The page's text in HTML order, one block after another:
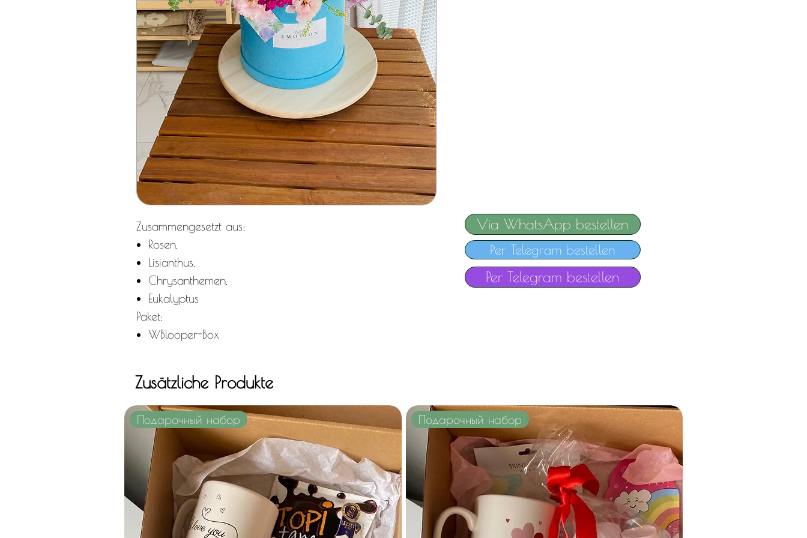
Zusammengesetzt aus:
Rosen,
Lisianthus,
Chrysanthemen,
Eukalyptus
Paket:
WBlooper-Box
Via WhatsApp bestellen
Per Telegram bestellen
Per Telegram bestellen
Zusätzliche Produkte
Подарочный набор Подарочный набор